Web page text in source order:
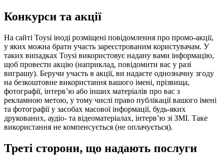
Конкурси та акції
На сайті Toysi іноді розміщені повідомлення про промо-акції,
у яких можна брати участь зареєстрованим користувачам. У
таких випадках Toysi використовує надану вами інформацію,
щоб провести акцію (наприклад, повідомити вас у разі
виграшу). Беручи участь в акції, ви надаєте однозначну згоду
на безкоштовне використання вашого імені, прізвища,
фотографії, інтерв’ю або інших матеріалів про вас з
рекламною метою, у тому числі право публікації вашого імені
та фотографії у засобах масової інформації, будь-яких
друкованих, аудіо- та відеоматеріалах, інтерв’ю зі ЗМІ. Таке
використання не компенсується (не оплачується).
Треті сторони, що надають послуги